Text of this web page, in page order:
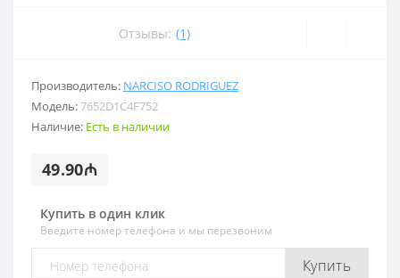
Отзывы: (1)
Производитель: NARCISO RODRIGUEZ
Модель:7652D1C4F752
Наличие: Есть в наличии
49.90₼
Купить в один клик
Введите номер телефона и мы перезвоним
Купить